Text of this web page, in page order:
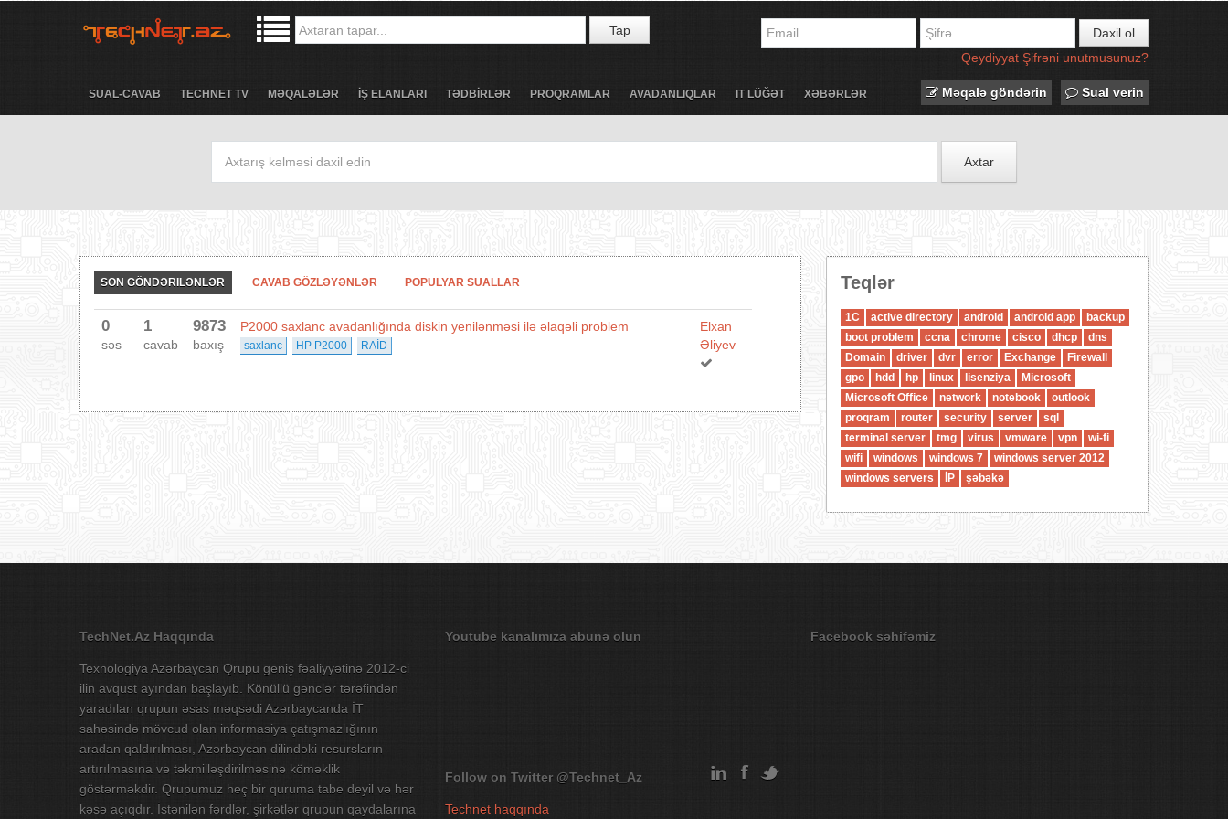
Tap
Daxil ol
Qeydiyyat Şifrəni unutmusunuz?
SUAL-CAVAB TECHNET TV MƏQALƏLƏR İŞ ELANLARI TƏDBİRLƏR PROQRAMLAR AVADANLIQLAR IT LÜĞƏT XƏBƏRLƏR Məqalə göndərin Sual verin
Axtar
SON GÖNDƏRILƏNLƏR CAVAB GÖZLƏYƏNLƏR POPULYAR SUALLAR
0
səs
1
cavab
9873
baxış
P2000 saxlanc avadanlığında diskin yenilənməsi ilə əlaqəli problem
saxlanc HP P2000 RAİD
Elxan
Əliyev
Teqlər
1C active directory android android app
backup
boot problem
ccna chrome cisco dhcp
dns
Domain
driver dvr error Exchange
Firewall
gpo
hdd hp linux lisenziya
Microsoft
Microsoft Office
network notebook
outlook
proqram
router security server
sql
terminal server
tmg virus vmware vpn
wi-fi
wifi
windows windows 7
windows server 2012
windows servers
İP şəbəkə
TechNet.Az Haqqında
Texnologiya Azərbaycan Qrupu geniş fəaliyyətinə 2012-ci
ilin avqust ayından başlayıb. Könüllü gənclər tərəfindən
yaradılan qrupun əsas məqsədi Azərbaycanda İT
sahəsində mövcud olan informasiya çatışmazlığının
aradan qaldırılması, Azərbaycan dilindəki resursların
artırılmasına və təkmilləşdirilməsinə köməklik
göstərməkdir. Qrupumuz heç bir quruma tabe deyil və hər
kəsə açıqdır. İstənilən fərdlər, şirkətlər qrupun qaydalarına
Youtube kanalımıza abunə olun
Follow on Twitter @Technet_Az
Technet haqqında
Facebook səhifəmiz